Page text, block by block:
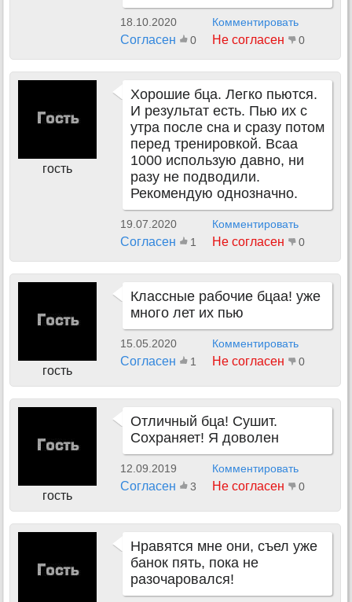
18.10.2020 Комментировать
Согласен 0 Не согласен 0
гость
Хорошие бца. Легко пьются.
И результат есть. Пью их с
утра после сна и сразу потом
перед тренировкой. Bcaa
1000 использую давно, ни
разу не подводили.
Рекомендую однозначно.
19.07.2020 Комментировать
Согласен 1 Не согласен 0
гость
Классные рабочие бцаа! уже
много лет их пью
15.05.2020 Комментировать
Согласен 1 Не согласен 0
гость
Отличный бца! Сушит.
Сохраняет! Я доволен
12.09.2019 Комментировать
Согласен 3 Не согласен 0
Нравятся мне они, съел уже
банок пять, пока не
разочаровался!